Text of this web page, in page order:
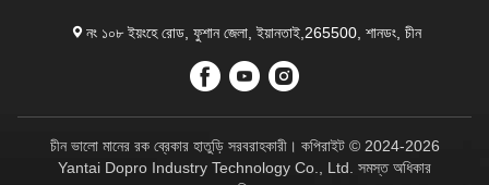
নং ১০৮ ইয়ংহে রোড, ফুশান জেলা, ইয়ানতাই,265500, শানডং, চীন
চীন ভালো মানের রক ব্রেকার হাতুড়ি সরবরাহকারী। কপিরাইট © 2024-2026
Yantai Dopro Industry Technology Co., Ltd. সমস্ত অধিকার